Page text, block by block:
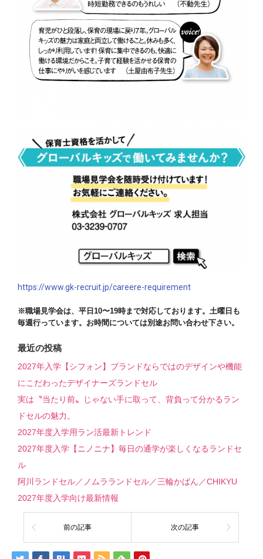
https://www.gk-recruit.jp/careere-requirement
※職場見学会は、平日10〜19時まで対応しております。 土曜日も
毎週行っています。お時間については別途お問い合わせ下さい。
最近の投稿
2027年入学【シフォン】ブランドならではのデザインや機能
にこだわったデザイナーズランドセル
実は〝当たり前〟じゃない手に取って、背負って分かるラン
ドセルの魅力。
2027年度入学用ラン活最新トレンド
2027年度入学【ニノニナ】毎日の通学が楽しくなるランドセ
ル
阿川ランドセル／ノムラランドセル／三輪かばん／CHIKYU
2027年度入学向け最新情報
前の記事 次の記事